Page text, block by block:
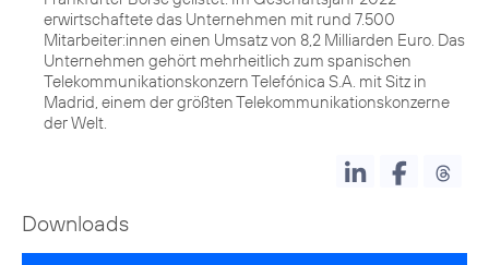
erwirtschaftete das Unternehmen mit rund 7.500
Mitarbeiter:innen einen Umsatz von 8,2 Milliarden Euro. Das
Unternehmen gehört mehrheitlich zum spanischen
Telekommunikationskonzern Telefónica S.A. mit Sitz in
Madrid, einem der größten Telekommunikationskonzerne
der Welt.
Downloads